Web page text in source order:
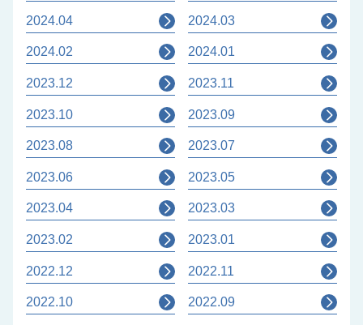
2024.04 2024.03
2024.02 2024.01
2023.12 2023.11
2023.10 2023.09
2023.08 2023.07
2023.06 2023.05
2023.04 2023.03
2023.02 2023.01
2022.12 2022.11
2022.10 2022.09